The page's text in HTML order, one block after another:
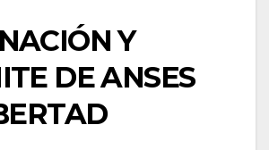
Y
DE ANSES